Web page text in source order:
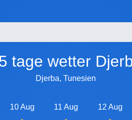
tage wetter
Djerba, Tunesien
10 Aug 11 Aug 12 Aug